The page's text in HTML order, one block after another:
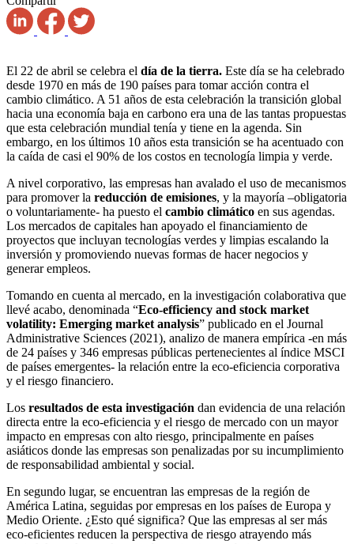
El 22 de abril se celebra el día de la tierra. Este día se ha celebrado
desde 1970 en más de 190 países para tomar acción contra el
cambio climático. A 51 años de esta celebración la transición global
hacia una economía baja en carbono era una de las tantas propuestas
que esta celebración mundial tenía y tiene en la agenda. Sin
embargo, en los últimos 10 años esta transición se ha acentuado con
la caída de casi el 90% de los costos en tecnología limpia y verde.
A nivel corporativo, las empresas han avalado el uso de mecanismos
para promover la reducción de emisiones, y la mayoría –obligatoria
o voluntariamente- ha puesto el cambio climático en sus agendas.
Los mercados de capitales han apoyado el financiamiento de
proyectos que incluyan tecnologías verdes y limpias escalando la
inversión y promoviendo nuevas formas de hacer negocios y
generar empleos.
Tomando en cuenta al mercado, en la investigación colaborativa que
llevé acabo, denominada “Eco-efficiency and stock market
volatility: Emerging market analysis” publicado en el Journal
Administrative Sciences (2021), analizo de manera empírica -en más
de 24 países y 346 empresas públicas pertenecientes al índice MSCI
de países emergentes- la relación entre la eco-eficiencia corporativa
y el riesgo financiero.
Los resultados de esta investigación dan evidencia de una relación
directa entre la eco-eficiencia y el riesgo de mercado con un mayor
impacto en empresas con alto riesgo, principalmente en países
asiáticos donde las empresas son penalizadas por su incumplimiento
de responsabilidad ambiental y social.
En segundo lugar, se encuentran las empresas de la región de
América Latina, seguidas por empresas en los países de Europa y
Medio Oriente. ¿Esto qué significa? Que las empresas al ser más
eco-eficientes reducen la perspectiva de riesgo atrayendo más